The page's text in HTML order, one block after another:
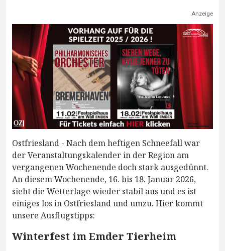
Anzeige
Ostfriesland - Nach dem heftigen Schneefall war
der Veranstaltungskalender in der Region am
vergangenen Wochenende doch stark ausgedünnt.
An diesem Wochenende, 16. bis 18. Januar 2026,
sieht die Wetterlage wieder stabil aus und es ist
einiges los in Ostfriesland und umzu. Hier kommt
unsere Ausflugstipps:
Winterfest im Emder Tierheim